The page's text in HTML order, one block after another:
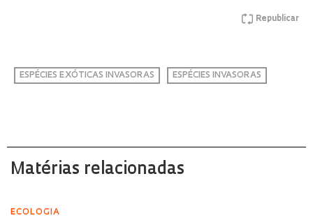
Republicar
ESPÉCIES EXÓTICAS INVASORAS ESPÉCIES INVASORAS